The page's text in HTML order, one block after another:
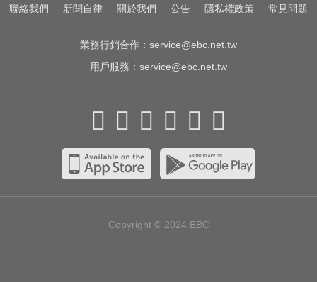
疑追星遭網暴！女網紅情緒崩潰 直
聯絡我們 新聞自律 關於我們 公告 隱私權政策 常見問題
業務行銷合作： service@ebc.net.tw
用戶服務： service@ebc.net.tw
Copyright © 2024 EBC